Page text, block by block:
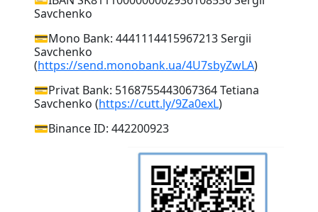
Savchenko
💳Mono Bank: 4441114415967213 Sergii
Savchenko
(https://send.monobank.ua/4U7sbyZwLA)
💳Privat Bank: 5168755443067364 Tetiana
Savchenko (https://cutt.ly/9Za0exL)
💳Binance ID: 442200923